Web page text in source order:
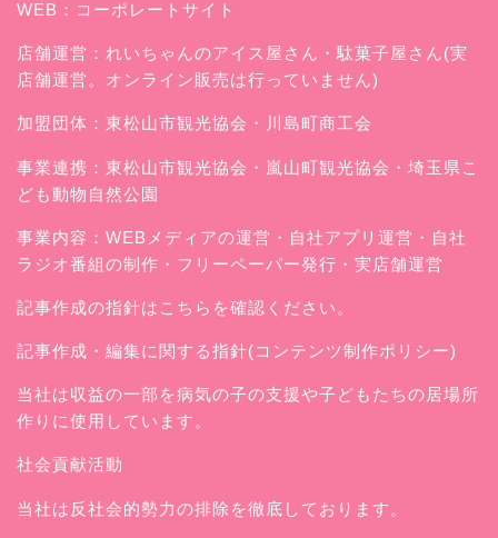
WEB： コーポレートサイト
店舗運営： れいちゃんのアイス屋さん ・駄菓子屋さん(実
店舗運営。オンライン販売は行っていません)
加盟団体：東松山市観光協会・川島町商工会
事業連携：東松山市観光協会・嵐山町観光協会・埼玉県こ
ども動物自然公園
事業内容：WEBメディアの運営・自社アプリ運営・自社
ラジオ番組の制作・フリーペーパー発行・実店舗運営
記事作成の指針はこちらを確認ください。
記事作成・編集に関する指針(コンテンツ制作ポリシー)
当社は収益の一部を病気の子の支援や子どもたちの居場所
作りに使用しています。
社会貢献活動
当社は反社会的勢力の排除を徹底しております。